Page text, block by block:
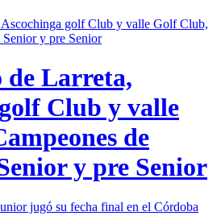
Larreta,
Club y valle
de
y pre Senior